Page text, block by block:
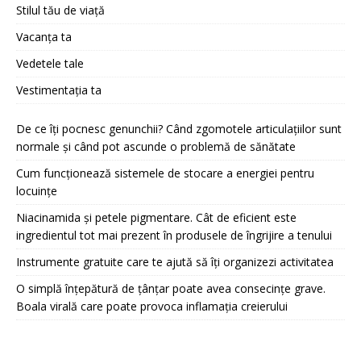
Stilul tău de viață
Vacanța ta
Vedetele tale
Vestimentația ta
De ce îți pocnesc genunchii? Când zgomotele articulațiilor sunt
normale și când pot ascunde o problemă de sănătate
Cum funcționează sistemele de stocare a energiei pentru
locuințe
Niacinamida și petele pigmentare. Cât de eficient este
ingredientul tot mai prezent în produsele de îngrijire a tenului
Instrumente gratuite care te ajută să îți organizezi activitatea
O simplă înțepătură de țânțar poate avea consecințe grave.
Boala virală care poate provoca inflamația creierului